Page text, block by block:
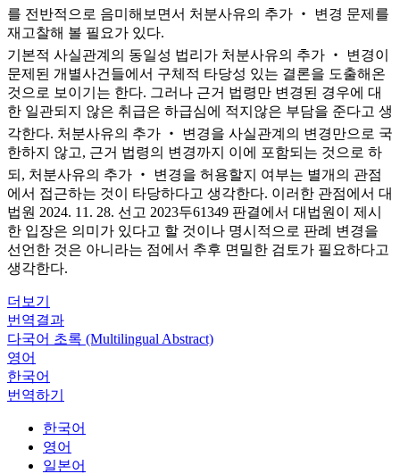
를 전반적으로 음미해보면서 처분사유의 추가 ‧ 변경 문제를
재고찰해 볼 필요가 있다.
기본적 사실관계의 동일성 법리가 처분사유의 추가 ‧ 변경이
문제된 개별사건들에서 구체적 타당성 있는 결론을 도출해온
것으로 보이기는 한다. 그러나 근거 법령만 변경된 경우에 대
한 일관되지 않은 취급은 하급심에 적지않은 부담을 준다고 생
각한다. 처분사유의 추가 ‧ 변경을 사실관계의 변경만으로 국
한하지 않고, 근거 법령의 변경까지 이에 포함되는 것으로 하
되, 처분사유의 추가 ‧ 변경을 허용할지 여부는 별개의 관점
에서 접근하는 것이 타당하다고 생각한다. 이러한 관점에서 대
법원 2024. 11. 28. 선고 2023두61349 판결에서 대법원이 제시
한 입장은 의미가 있다고 할 것이나 명시적으로 판례 변경을
선언한 것은 아니라는 점에서 추후 면밀한 검토가 필요하다고
생각한다.
더보기
번역결과
다국어 초록 (Multilingual Abstract)
영어
한국어
번역하기
한국어
영어
일본어